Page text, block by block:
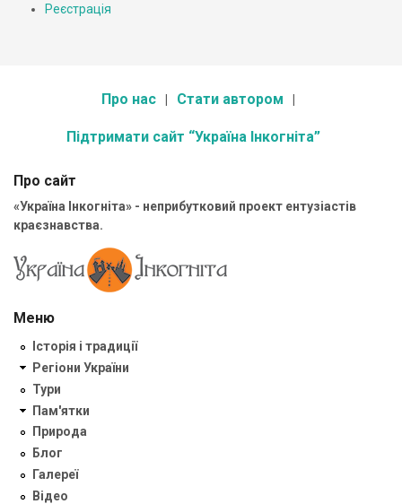
Реєстрація
Про нас Стати автором
Підтримати сайт “Україна Інкогніта”
Про сайт
«Україна Інкогніта» - неприбутковий проект ентузіастів
краєзнавства.
Меню
Історія і традиції
Регіони України
Тури
Пам'ятки
Природа
Блог
Галереї
Відео